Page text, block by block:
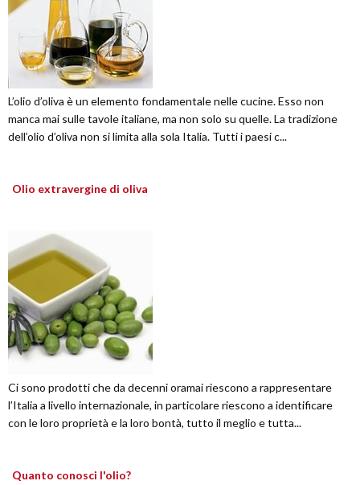
L’olio d’oliva è un elemento fondamentale nelle cucine. Esso non
manca mai sulle tavole italiane, ma non solo su quelle. La tradizione
dell’olio d’oliva non si limita alla sola Italia. Tutti i paesi c...
Olio extravergine di oliva
Ci sono prodotti che da decenni oramai riescono a rappresentare
l’Italia a livello internazionale, in particolare riescono a identificare
con le loro proprietà e la loro bontà, tutto il meglio e tutta...
Quanto conosci l'olio?